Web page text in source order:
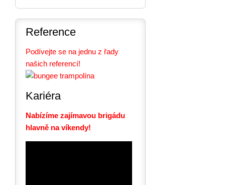
Reference
Podívejte se na jednu z řady
našich referencí!
Kariéra
Nabízíme zajímavou brigádu
hlavně na víkendy!